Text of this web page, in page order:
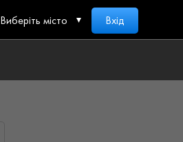
Виберіть місто Вхід